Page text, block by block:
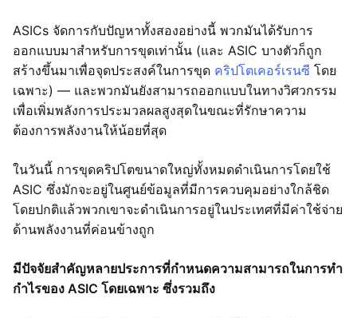
ASICs จัดการกับปัญหาทั้งสองอย่างนี้ พวกมันได้รับการ
ออกแบบมาสำหรับการขุดเท่านั้น (และ ASIC บางตัวก็ถูก
สร้างขึ้นมาเพื่อจุดประสงค์ในการขุด คริปโตเคอร์เรนซี โดย
เฉพาะ) — และพวกมันยังสามารถออกแบบในทางวิศวกรรม
เพื่อเพิ่มพลังการประมวลผลสูงสุดในขณะที่รักษาความ
ต้องการพลังงานให้น้อยที่สุด
ในวันนี้ การขุดคริปโตขนาดใหญ่ทั้งหมดดำเนินการโดยใช้
ASIC ซึ่งมักจะอยู่ในศูนย์ข้อมูลที่มีการควบคุมอย่างใกล้ชิด
โดยปกติแล้วพวกเขาจะดำเนินการอยู่ในประเทศที่มีค่าใช้จ่าย
ด้านพลังงานที่ค่อนข้างถูก
มีปัจจัยสำคัญหลายประการที่กำหนดความสามารถในการทำ
กำไรของ ASIC โดยเฉพาะ ซึ่งรวมถึง